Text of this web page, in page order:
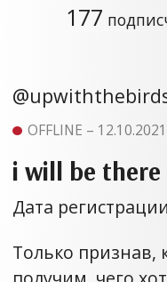
177
OFFLINE –
i will be there
Дата
Только